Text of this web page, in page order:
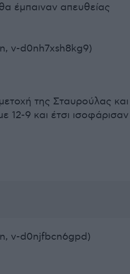
έμπαιναν απευθείας
v-d0nh7xsh8kg9)
της Σταυρούλας και
12-9 και έτσι ισοφάρισαν
v-d0njfbcn6gpd)